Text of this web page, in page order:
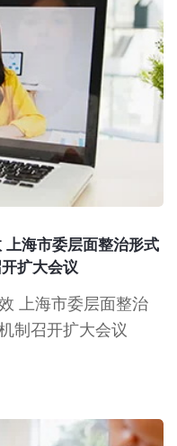
海市委层面整治形式
扩大会议
上海市委层面整治
制召开扩大会议